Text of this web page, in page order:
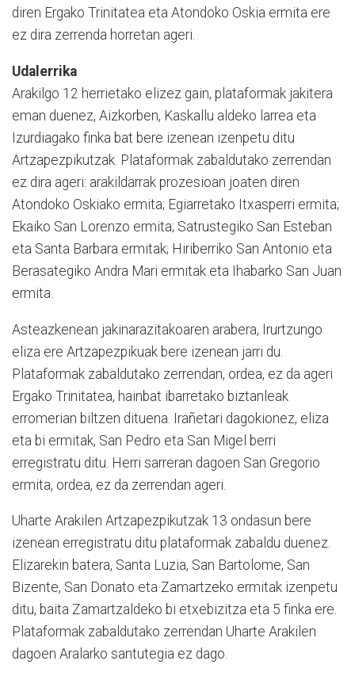
diren Ergako Trinitatea eta Atondoko Oskia ermita ere
ez dira zerrenda horretan ageri.
Udalerrika
Arakilgo 12 herrietako elizez gain, plataformak jakitera
eman duenez, Aizkorben, Kaskallu aldeko larrea eta
Izurdiagako finka bat bere izenean izenpetu ditu
Artzapezpikutzak. Plataformak zabaldutako zerrendan
ez dira ageri: arakildarrak prozesioan joaten diren
Atondoko Oskiako ermita; Egiarretako Itxasperri ermita;
Ekaiko San Lorenzo ermita; Satrustegiko San Esteban
eta Santa Barbara ermitak; Hiriberriko San Antonio eta
Berasategiko Andra Mari ermitak eta Ihabarko San Juan
ermita.
Asteazkenean jakinarazitakoaren arabera, Irurtzungo
eliza ere Artzapezpikuak bere izenean jarri du.
Plataformak zabaldutako zerrendan, ordea, ez da ageri
Ergako Trinitatea, hainbat ibarretako biztanleak
erromerian biltzen dituena. Irañetari dagokionez, eliza
eta bi ermitak, San Pedro eta San Migel berri
erregistratu ditu. Herri sarreran dagoen San Gregorio
ermita, ordea, ez da zerrendan ageri.
Uharte Arakilen Artzapezpikutzak 13 ondasun bere
izenean erregistratu ditu plataformak zabaldu duenez.
Elizarekin batera, Santa Luzia, San Bartolome, San
Bizente, San Donato eta Zamartzeko ermitak izenpetu
ditu, baita Zamartzaldeko bi etxebizitza eta 5 finka ere.
Plataformak zabaldutako zerrendan Uharte Arakilen
dagoen Aralarko santutegia ez dago.